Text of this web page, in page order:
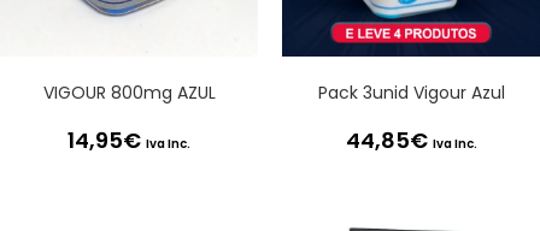
VIGOUR 800mg AZUL
14,95€ Iva Inc.
Pack 3unid Vigour Azul
44,85€ Iva Inc.